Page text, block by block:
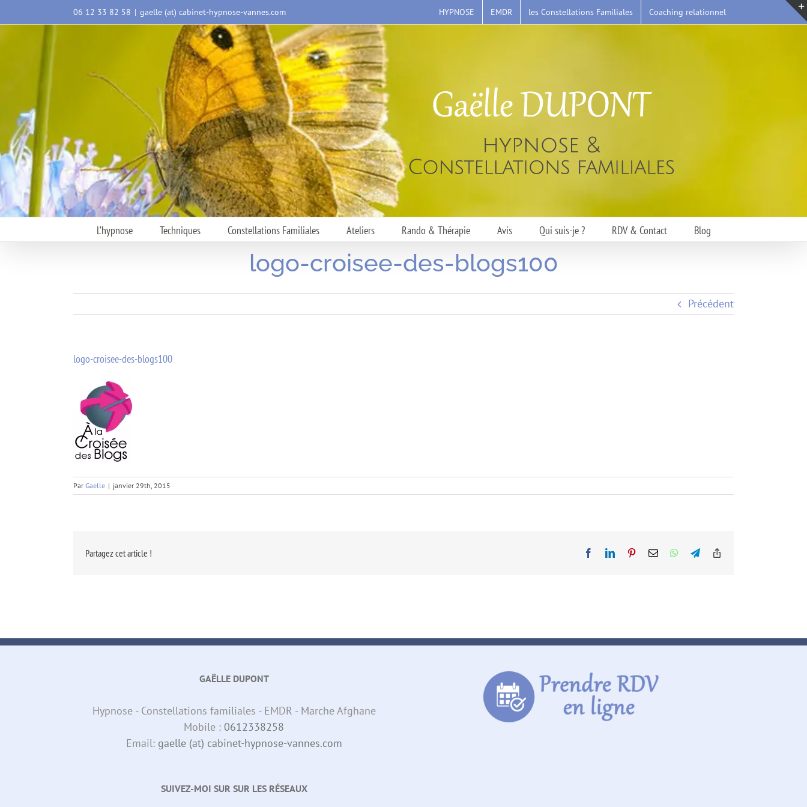
au
06 12 33 82 58 | gaelle (at) cabinet-hypnose-vannes.com HYPNOSE EMDR les Constellations Familiales Coaching relationnel
L’hypnose Techniques Constellations Familiales Ateliers Rando & Thérapie Avis Qui suis-je ? RDV & Contact Blog
logo-croisee-des-blogs100
Précédent
logo-croisee-des-blogs100
Par Gaelle | janvier 29th, 2015
Partagez cet article ! FacebookLinkedInPinterestEmail WhatsApp
Telegram
GAËLLE DUPONT
Hypnose - Constellations familiales - EMDR - Marche Afghane
Mobile : 0612338258
Email: gaelle (at) cabinet-hypnose-vannes.com
SUIVEZ-MOI SUR SUR LES RÉSEAUX